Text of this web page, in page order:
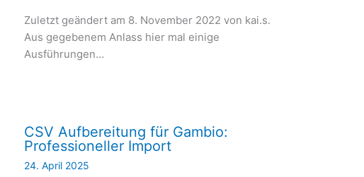
Zuletzt geändert am 8. November 2022 von kai.s.
Aus gegebenem Anlass hier mal einige
Ausführungen…
CSV Aufbereitung für Gambio:
Professioneller Import
24. April 2025